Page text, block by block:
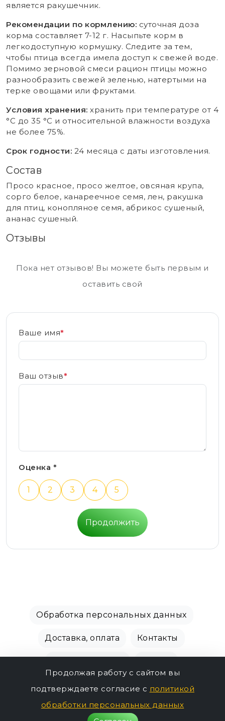
является ракушечник.
Рекомендации по кормлению: суточная доза
корма составляет 7-12 г. Насыпьте корм в
легкодоступную кормушку. Следите за тем,
чтобы птица всегда имела доступ к свежей воде.
Помимо зерновой смеси рацион птицы можно
разнообразить свежей зеленью, натертыми на
терке овощами или фруктами.
Условия хранения: хранить при температуре от 4
°C до 35 °C и относительной влажности воздуха
не более 75%.
Срок годности: 24 месяца с даты изготовления.
Состав
Просо красное, просо желтое, овсяная крупа,
сорго белое, канареечное семя, лен, ракушка
для птиц, конопляное семя, абрикос сушеный,
ананас сушеный.
Отзывы
Пока нет отзывов! Вы можете быть первым и
оставить свой
Ваше имя*
Ваш отзыв*
Оценка *
1 2 3 4 5
Продолжить
Обработка персональных данных
Доставка, оплата Контакты
Продолжая работу с сайтом вы
подтверждаете согласие с политикой
обработки персональных данных